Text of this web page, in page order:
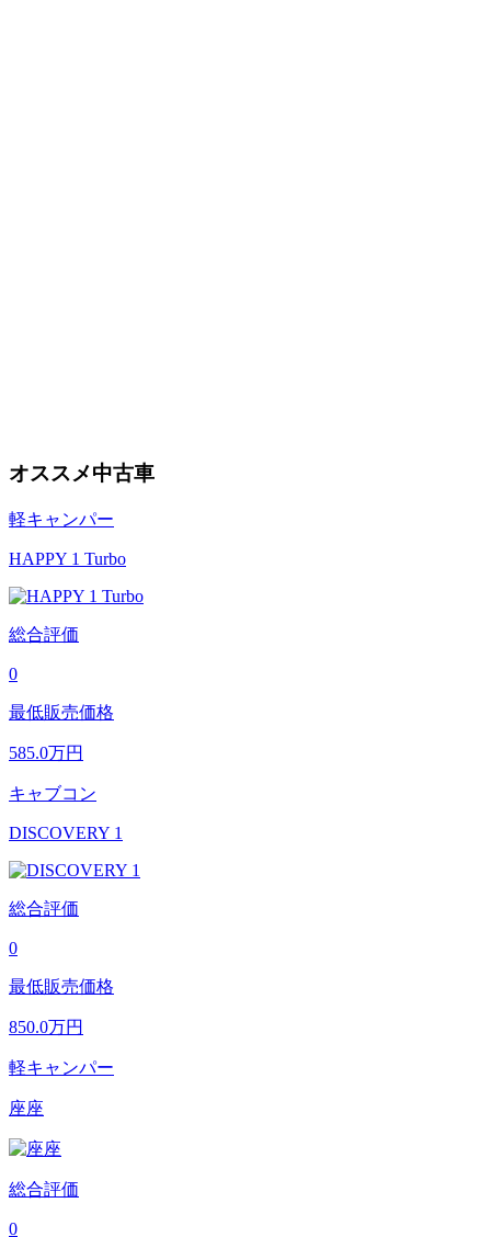
オススメ中古車
軽キャンパー
HAPPY 1 Turbo
総合評価
0
最低販売価格
585.0万円
キャブコン
DISCOVERY 1
総合評価
0
最低販売価格
850.0万円
軽キャンパー
座座
総合評価
0